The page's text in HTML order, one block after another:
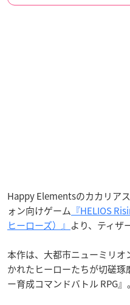
Happy Elementsのカカリア
ォン向けゲーム 『HELIOS
ヒーローズ）』 より、ティザ
本作は、大都市ニューミリ
かれたヒーローたちが切磋
ー育成コマンドバトル RPG』。